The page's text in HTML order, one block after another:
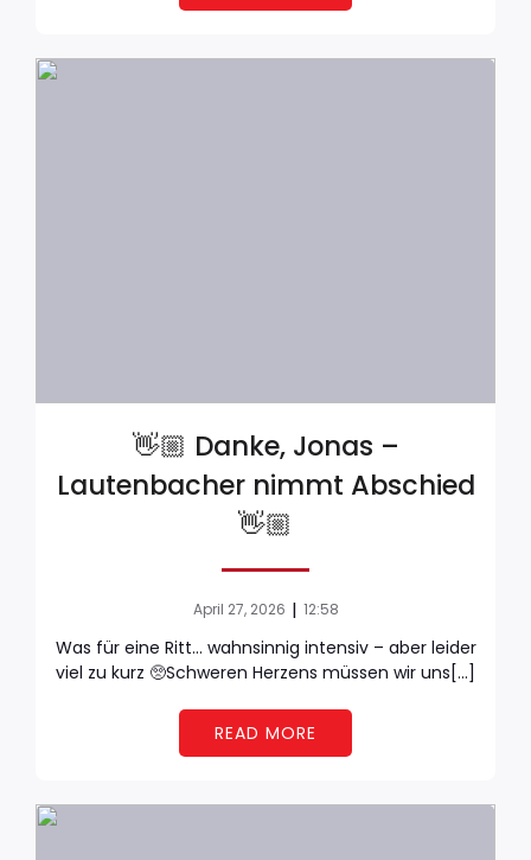
👋🏼 Danke, Jonas –
Lautenbacher nimmt Abschied
👋🏼
April 27, 2026 | 12:58
Was für eine Ritt… wahnsinnig intensiv – aber leider
viel zu kurz 🥺Schweren Herzens müssen wir uns[…]
READ MORE